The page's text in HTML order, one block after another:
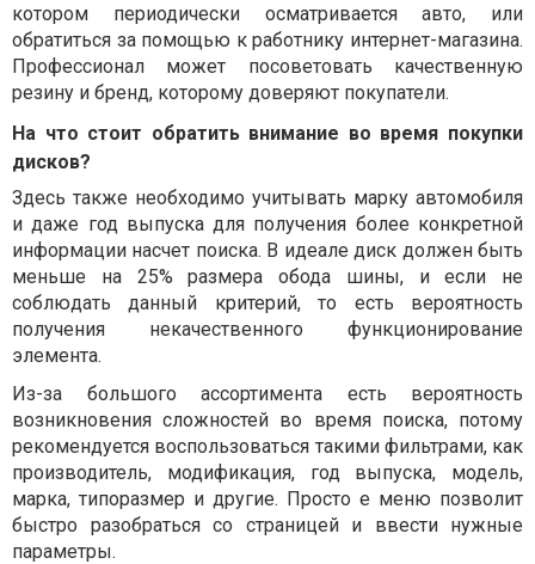
котором периодически осматривается авто, или
обратиться за помощью к работнику интернет-магазина.
Профессионал может посоветовать качественную
резину и бренд, которому доверяют покупатели.
На что стоит обратить внимание во время покупки
дисков?
Здесь также необходимо учитывать марку автомобиля
и даже год выпуска для получения более конкретной
информации насчет поиска. В идеале диск должен быть
меньше на 25% размера обода шины, и если не
соблюдать данный критерий, то есть вероятность
получения некачественного функционирование
элемента.
Из-за большого ассортимента есть вероятность
возникновения сложностей во время поиска, потому
рекомендуется воспользоваться такими фильтрами, как
производитель, модификация, год выпуска, модель,
марка, типоразмер и другие. Просто е меню позволит
быстро разобраться со страницей и ввести нужные
параметры.